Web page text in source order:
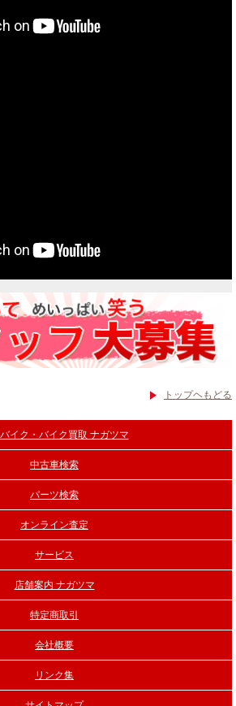
トップヘもどる
イク・バイク買取 ナガツマ
中古車検索
パーツ検索
オンライン査定
サービス
店舗案内 ナガツマ
特定商取引
会社概要
リンク集